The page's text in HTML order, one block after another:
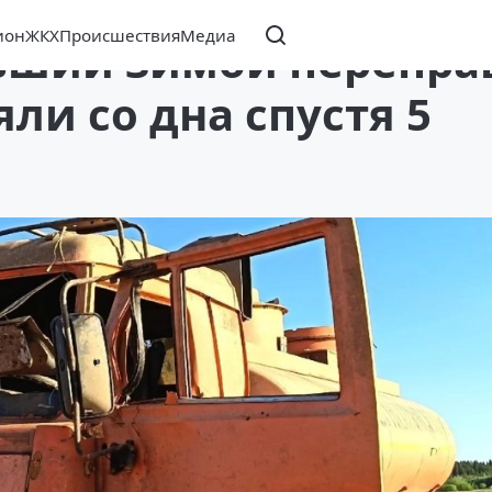
ЖКХПроисшествияМедиа
зимой
со дна спустя 5